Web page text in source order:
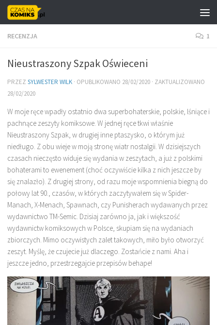
Skip to content
RECENZJA 1
Nieustraszony Szpak Oświeceni
PRZEZ SYLWESTER WILK · OPUBLIKOWANO 28/02/2020 · ZAKTUALIZOWANO
28/02/2020
W moje ręce wpadły ostatnio dwa superbohaterskie, polskie, lśniące i
pachnące zeszyty komiksowe. W jednej ręce tkwi właśnie
Nieustraszony Szpak, w drugiej inne ptaszysko, o którym już
niedługo. Z obu wieje w moją stronę wiatr nostalgii. W dzisiejszych
czasach nieczęsto widuje się wydania w zeszytach, a już z polskimi
bohaterami to ewenement (choć oczywiście kilka z nich jeszcze by
się znalazło). Z drugiej strony, od razu moje wspomnienia biegną do
połowy lat 90., czasów, w których zaczytywałem się w Spider-
Manach, X-Menach, Spawnach, czy Punisherach wydawanych przez
wydawnictwo TM-Semic. Dzisiaj zarówno ja, jak i większość
wydawnictw komiksowych w Polsce, skupiam się na wydaniach
zbiorczych. Mimo oczywistych zalet takowych, miło było otworzyć
zeszyt. Myślę, że czujecie już dlaczego. Zostańcie z nami. Aha i
jeszcze jedno, przestrzegajcie przepisów behape!